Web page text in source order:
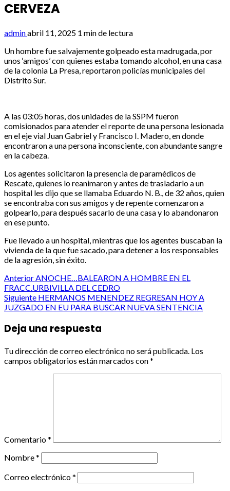
CERVEZA
adminabril 11, 2025 1 min de lectura
Un hombre fue salvajemente golpeado esta madrugada, por
unos ‘amigos’ con quienes estaba tomando alcohol, en una casa
de la colonia La Presa, reportaron policías municipales del
Distrito Sur.
A las 03:05 horas, dos unidades de la SSPM fueron
comisionados para atender el reporte de una persona lesionada
en el eje vial Juan Gabriel y Francisco I. Madero, en donde
encontraron a una persona inconsciente, con abundante sangre
en la cabeza.
Los agentes solicitaron la presencia de paramédicos de
Rescate, quienes lo reanimaron y antes de trasladarlo a un
hospital les dijo que se llamaba Eduardo N. B., de 32 años, quien
se encontraba con sus amigos y de repente comenzaron a
golpearlo, para después sacarlo de una casa y lo abandonaron
en ese punto.
Fue llevado a un hospital, mientras que los agentes buscaban la
vivienda de la que fue sacado, para detener a los responsables
de la agresión, sin éxito.
Post
navigation
Anterior ANOCHE…BALEARON A HOMBRE EN EL
FRACC.URBIVILLA DEL CEDRO
Siguiente HERMANOS MENENDEZ REGRESAN HOY A
JUZGADO EN EU PARA BUSCAR NUEVA SENTENCIA
Deja una respuesta
Tu dirección de correo electrónico no será publicada. Los
campos obligatorios están marcados con*
Comentario*
Nombre*
Correo electrónico*